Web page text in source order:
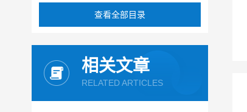
查看全部目录
相关文章
RELATED ARTICLES